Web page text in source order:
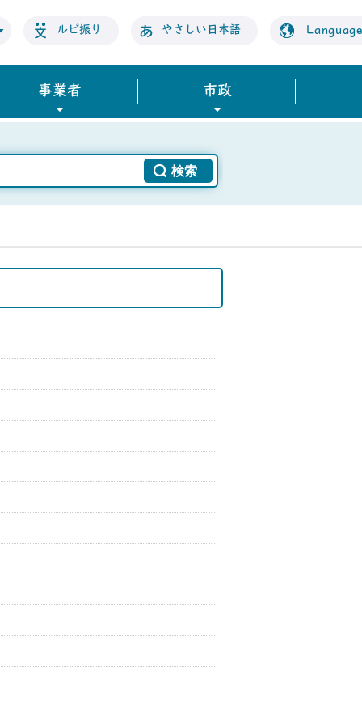
ルビ振り やさしい日本語 Language
事業者 市政